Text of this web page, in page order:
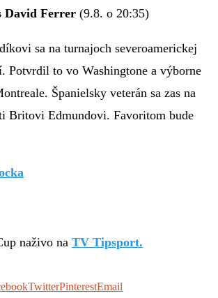
David Ferrer (9.8. o 20:35)
sa na turnajoch severoamerickej
Potvrdil to vo Washingtone a výborne
Španielsky veterán sa zas na
Britovi Edmundovi. Favoritom bude
naživo na TV Tipsport.
TwitterPinterestEmail